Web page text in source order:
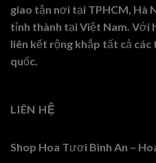
giao tận nơi tại TPHCM, Hà
tỉnh thành tại Việt Nam. Với
liên kết rộng khắp tất cả
quốc.
LIÊN HỆ
Shop Hoa Tươi Bình An –